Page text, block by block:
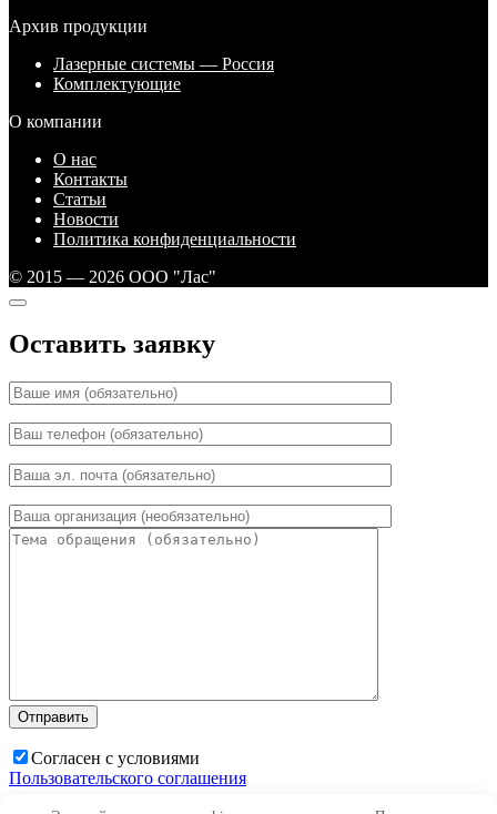
Архив продукции
Лазерные системы — Россия
Комплектующие
О компании
О нас
Контакты
Статьи
Новости
Политика конфиденциальности
© 2015 — 2026 ООО "Лас"
Оставить заявку
Согласен с условиями
Пользовательского соглашения